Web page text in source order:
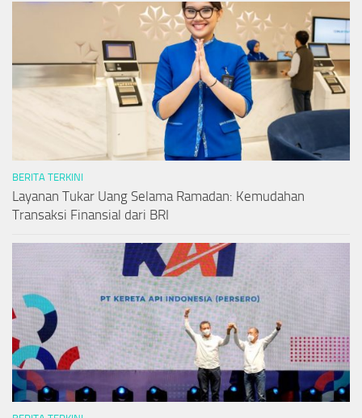
BERITA TERKINI
Layanan Tukar Uang Selama Ramadan: Kemudahan
Transaksi Finansial dari BRI